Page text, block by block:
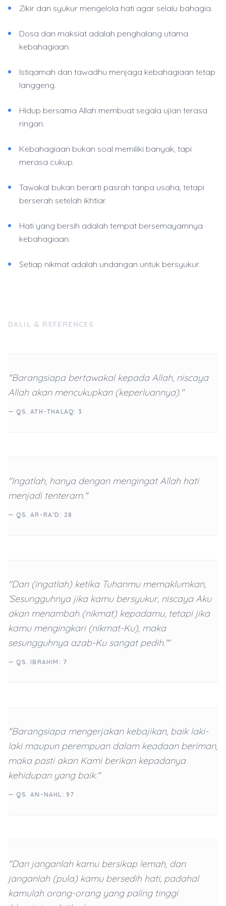
Zikir dan syukur mengelola hati agar selalu bahagia.
Dosa dan maksiat adalah penghalang utama
kebahagiaan.
Istiqamah dan tawadhu menjaga kebahagiaan tetap
langgeng.
Hidup bersama Allah membuat segala ujian terasa
ringan.
Kebahagiaan bukan soal memiliki banyak, tapi
merasa cukup.
Tawakal bukan berarti pasrah tanpa usaha, tetapi
berserah setelah ikhtiar.
Hati yang bersih adalah tempat bersemayamnya
kebahagiaan.
Setiap nikmat adalah undangan untuk bersyukur.
DALIL & REFERENCES
"Barangsiapa bertawakal kepada Allah, niscaya
Allah akan mencukupkan (keperluannya)."
— QS. ATH-THALAQ: 3
"Ingatlah, hanya dengan mengingat Allah hati
menjadi tenteram."
— QS. AR-RA’D: 28
"Dan (ingatlah) ketika Tuhanmu memaklumkan,
'Sesungguhnya jika kamu bersyukur, niscaya Aku
akan menambah (nikmat) kepadamu, tetapi jika
kamu mengingkari (nikmat-Ku), maka
sesungguhnya azab-Ku sangat pedih.'"
— QS. IBRAHIM: 7
"Barangsiapa mengerjakan kebajikan, baik laki-
laki maupun perempuan dalam keadaan beriman,
maka pasti akan Kami berikan kepadanya
kehidupan yang baik."
— QS. AN-NAHL: 97
"Dan janganlah kamu bersikap lemah, dan
janganlah (pula) kamu bersedih hati, padahal
kamulah orang-orang yang paling tinggi